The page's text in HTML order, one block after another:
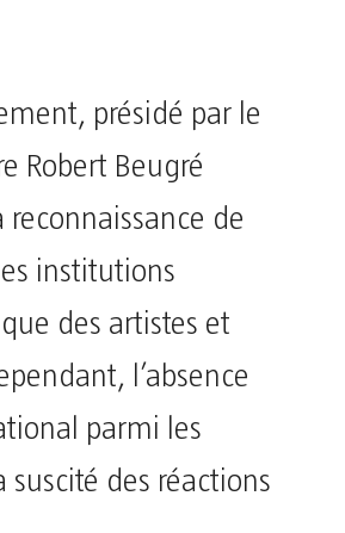
présidé par le
Robert Beugré
de
institutions
des artistes et
l’absence
parmi les
suscité des réactions